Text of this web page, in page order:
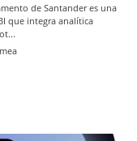
de Santander es una
que integra analítica